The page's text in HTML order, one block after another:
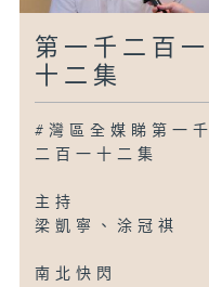
第一千二百一
十二集
#灣區全媒睇第一千
二百一十二集
主持
梁凱寧、涂冠祺
南北快閃